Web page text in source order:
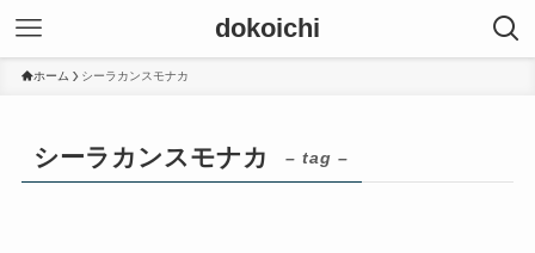
dokoichi
ホーム シーラカンスモナカ
シーラカンスモナカ – tag –